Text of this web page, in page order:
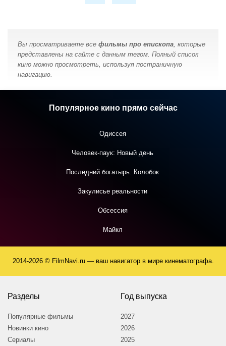
Вы просматриваете все фильмы про епископа, которые
представлены на сайте с данным тегом. Полный список
кино можно просмотреть, используя постраничную
навигацию.
Популярное кино прямо сейчас
Одиссея
Человек-паук: Новый день
Последний богатырь. Колобок
Закулисье реальности
Обсессия
Майкл
2014-2026 © FilmNavi.ru — ваш навигатор в мире кинематографа.
Разделы
Популярные фильмы
Новинки кино
Сериалы
Год выпуска
2027
2026
2025